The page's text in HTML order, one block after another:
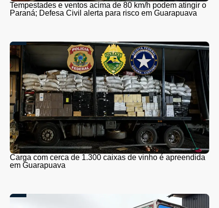
Tempestades e ventos acima de 80 km/h podem atingir o
Paraná; Defesa Civil alerta para risco em Guarapuava
Carga com cerca de 1.300 caixas de vinho é apreendida
em Guarapuava